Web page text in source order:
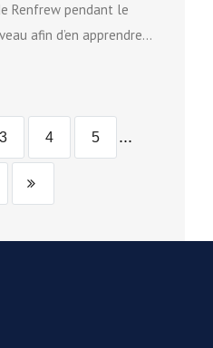
Renfrew pendant le
afin d’en apprendre...
3 4 5 ...